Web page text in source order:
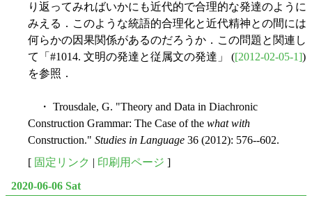
り返ってみればいかにも近代的で合理的な発達のように
みえる．このような統語的合理化と近代精神との間には
何らかの因果関係があるのだろうか．この問題と関連し
て「#1014. 文明の発達と従属文の発達」 ([2012-02-05-1])
を参照．
・ Trousdale, G. "Theory and Data in Diachronic
Construction Grammar: The Case of the what with
Construction." Studies in Language 36 (2012): 576--602.
[ 固定リンク | 印刷用ページ ]
2020-06-06 Sat